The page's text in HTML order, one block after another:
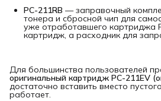
PC-211RB — заправочный
тонера и сбросной чип для
уже отработавшего картриджа
картридж, а расходник для
Для большинства пользователей
оригинальный картридж PC-211EV
достаточно вставить вместо
работает.